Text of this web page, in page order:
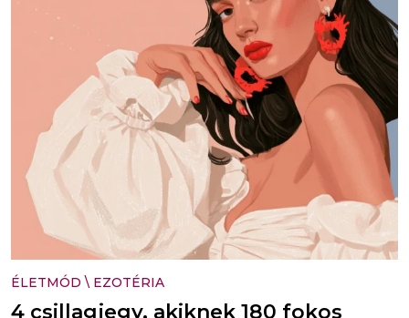
ÉLETMÓD \ EZOTÉRIA
4 csillagjegy, akiknek 180 fokos